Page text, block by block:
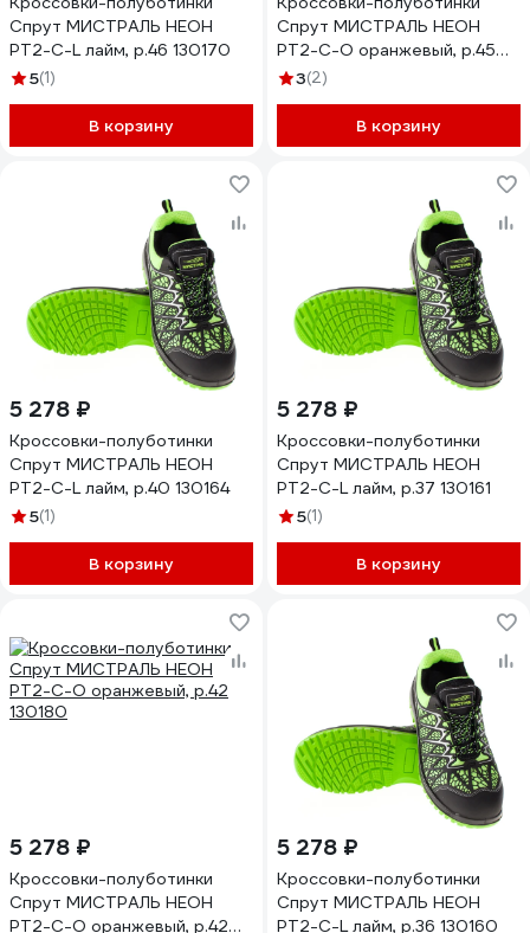
Спрут МИСТРАЛЬ НЕОН
PT2-C-L лайм, р.46 130170
5(1)
В корзину
Спрут МИСТРАЛЬ НЕОН
PT2-C-O оранжевый, р.45
130183
3(2)
В корзину
5 278 ₽
Кроссовки-полуботинки
Спрут МИСТРАЛЬ НЕОН
PT2-C-L лайм, р.40 130164
5(1)
В корзину
5 278 ₽
Кроссовки-полуботинки
Спрут МИСТРАЛЬ НЕОН
PT2-C-L лайм, р.37 130161
5(1)
В корзину
5 278 ₽
Кроссовки-полуботинки
Спрут МИСТРАЛЬ НЕОН
PT2-C-O оранжевый, р.42
5 278 ₽
Кроссовки-полуботинки
Спрут МИСТРАЛЬ НЕОН
PT2-C-L лайм, р.36 130160